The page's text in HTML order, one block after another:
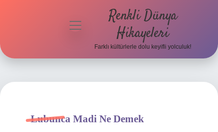
menüyü
Renkli Dünya
Hikayeleri
Farklı kültürlerle dolu keyifli yolculuk!
Lubunca Madi Ne Demek